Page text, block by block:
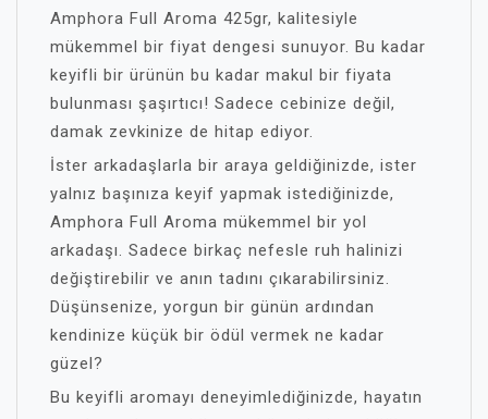
Amphora Full Aroma 425gr, kalitesiyle
mükemmel bir fiyat dengesi sunuyor. Bu kadar
keyifli bir ürünün bu kadar makul bir fiyata
bulunması şaşırtıcı! Sadece cebinize değil,
damak zevkinize de hitap ediyor.
İster arkadaşlarla bir araya geldiğinizde, ister
yalnız başınıza keyif yapmak istediğinizde,
Amphora Full Aroma mükemmel bir yol
arkadaşı. Sadece birkaç nefesle ruh halinizi
değiştirebilir ve anın tadını çıkarabilirsiniz.
Düşünsenize, yorgun bir günün ardından
kendinize küçük bir ödül vermek ne kadar
güzel?
Bu keyifli aromayı deneyimlediğinizde, hayatın